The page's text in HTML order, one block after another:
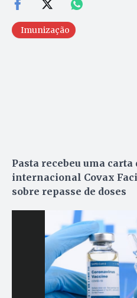
Imunização
Pasta recebeu uma
internacional Covax
sobre repasse de doses